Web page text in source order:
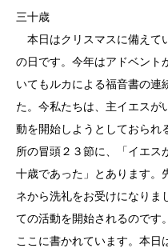
三十歳
本日はクリスマスに備えて
の日です。今年はアドベント
いてもルカによる福音書の連
た。今私たちは、主イエスが
動を開始しようとしておられ
所の冒頭２３節に、「イエス
十歳であった」とあります。
ネから洗礼をお受けになりま
ての活動を開始されるのです
ここに書かれています。本日